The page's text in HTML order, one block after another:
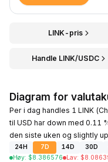
LINK-pris
Handle LINK/USDC
Diagram for
Per i dag handles 1 LINK
til USD har down med 0.11
den siste uken og slightly
24H 7D 14D 30D
Høy: $8.386576 Lav: $